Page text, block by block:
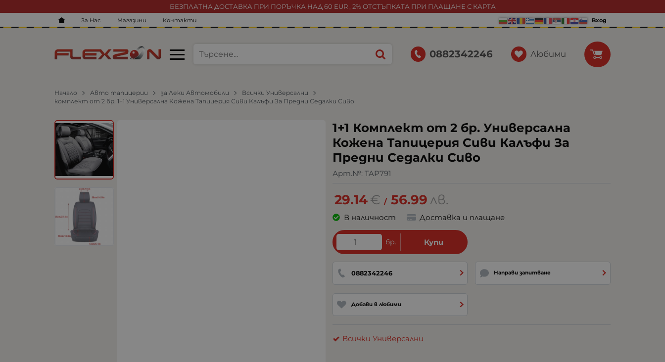
БЕЗПЛАТНА ДОСТАВКА ПРИ ПОРЪЧКА НАД 60 EUR , 2% ОТСТЪПКАТА ПРИ ПЛАЩАНЕ С КАРТА
За Нас Магазини Контакти Вход
0882342246 Любими
Начало Авто тапицерии за Леки Автомобили
Всички Универсални
комплект от 2 бр. 1+1 Универсална Кожена Тапицерия Сиви Калъфи За Предни Седалки Сиво
1+1 Комплект от 2 бр. Универсална
Кожена Тапицерия Сиви Калъфи За
Предни Седалки Сиво
Арт.№: TAP791
29.14€ / 56.99лв.
В наличност Доставка и плащане
бр. Купи
0882342246 Направи запитване
Добави в любими
Всички Универсални